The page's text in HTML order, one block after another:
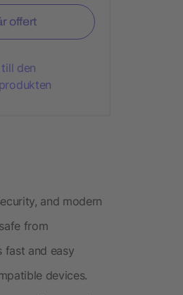
offert
den
and modern
from
fast and easy
devices.